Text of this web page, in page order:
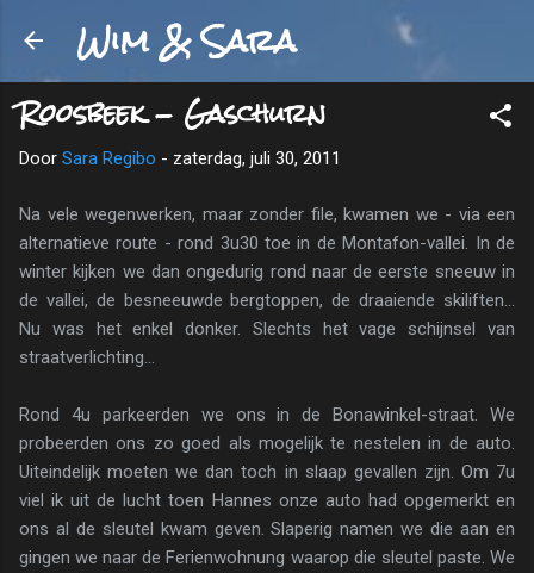
Doorgaan naar hoofdcontent
Wim & Sara
Roosbeek - Gaschurn
Door Sara Regibo - zaterdag, juli 30, 2011
Na vele wegenwerken, maar zonder file, kwamen we - via een
alternatieve route - rond 3u30 toe in de Montafon-vallei. In de
winter kijken we dan ongedurig rond naar de eerste sneeuw in
de vallei, de besneeuwde bergtoppen, de draaiende skiliften...
Nu was het enkel donker. Slechts het vage schijnsel van
straatverlichting...
Rond 4u parkeerden we ons in de Bonawinkel-straat. We
probeerden ons zo goed als mogelijk te nestelen in de auto.
Uiteindelijk moeten we dan toch in slaap gevallen zijn. Om 7u
viel ik uit de lucht toen Hannes onze auto had opgemerkt en
ons al de sleutel kwam geven. Slaperig namen we die aan en
gingen we naar de Ferienwohnung waarop die sleutel paste. We